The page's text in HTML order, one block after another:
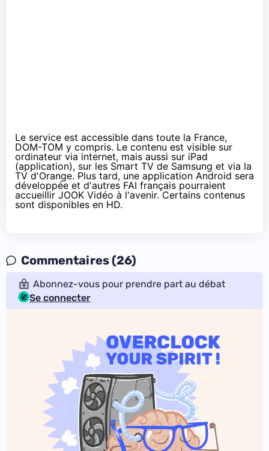
Le service est accessible dans toute la France,
DOM-TOM y compris. Le contenu est visible sur
ordinateur via internet, mais aussi sur iPad
(application), sur les Smart TV de Samsung et via la
TV d'Orange. Plus tard, une application Android sera
développée et d'autres FAI français pourraient
accueillir JOOK Vidéo à l'avenir. Certains contenus
sont disponibles en HD.
Commentaires (26)
Abonnez-vous pour prendre part au débat
Se connecter